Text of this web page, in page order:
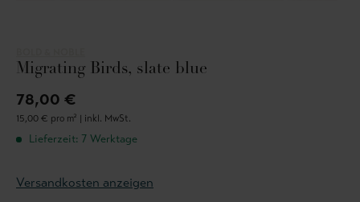
Migrating Birds, slate blue
78,00 €
15,00 € pro m² | inkl. MwSt.
Lieferzeit: 7 Werktage
Versandkosten anzeigen